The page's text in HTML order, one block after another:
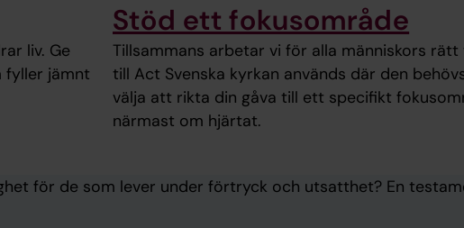
liv. Ge
fyller jämnt
Stöd ett fokusområde
Tillsammans arbetar vi för alla människors
till Act Svenska kyrkan används där den
välja att rikta din gåva till ett specifikt
närmast om hjärtat.
för de som lever under förtryck och utsatthet? En